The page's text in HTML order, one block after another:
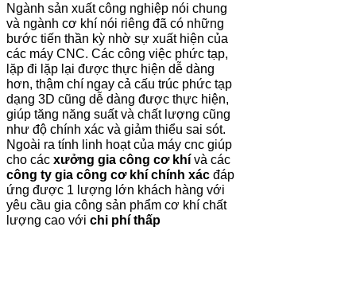
Ngành sản xuất công nghiệp nói chung
và ngành cơ khí nói riêng đã có những
bước tiến thần kỳ nhờ sự xuất hiện của
các máy CNC. Các công việc phức tạp,
lặp đi lặp lại được thực hiện dễ dàng
hơn, thậm chí ngay cả cấu trúc phức tạp
dạng 3D cũng dễ dàng được thực hiện,
giúp tăng năng suất và chất lượng cũng
như độ chính xác và giảm thiểu sai sót.
Ngoài ra tính linh hoạt của máy cnc giúp
cho các xưởng gia công cơ khí và các
công ty gia công cơ khí chính xác đáp
ứng được 1 lượng lớn khách hàng với
yêu cầu gia công sản phẩm cơ khí chất
lượng cao với chi phí thấp